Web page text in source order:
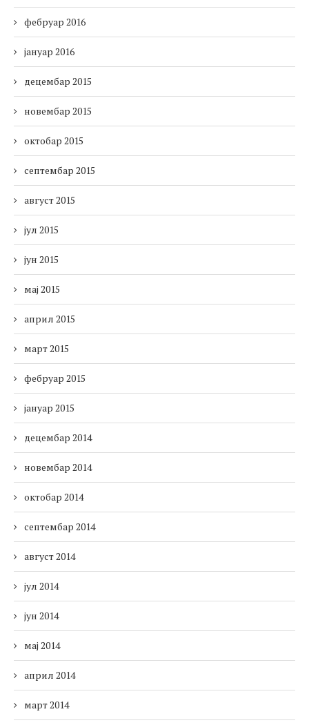
фебруар 2016
јануар 2016
децембар 2015
новембар 2015
октобар 2015
септембар 2015
август 2015
јул 2015
јун 2015
мај 2015
април 2015
март 2015
фебруар 2015
јануар 2015
децембар 2014
новембар 2014
октобар 2014
септембар 2014
август 2014
јул 2014
јун 2014
мај 2014
април 2014
март 2014